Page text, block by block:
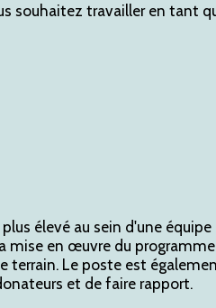
souhaitez travailler en tant
élevé au sein d'une
mise en œuvre du
terrain. Le poste est
et de faire rapport.